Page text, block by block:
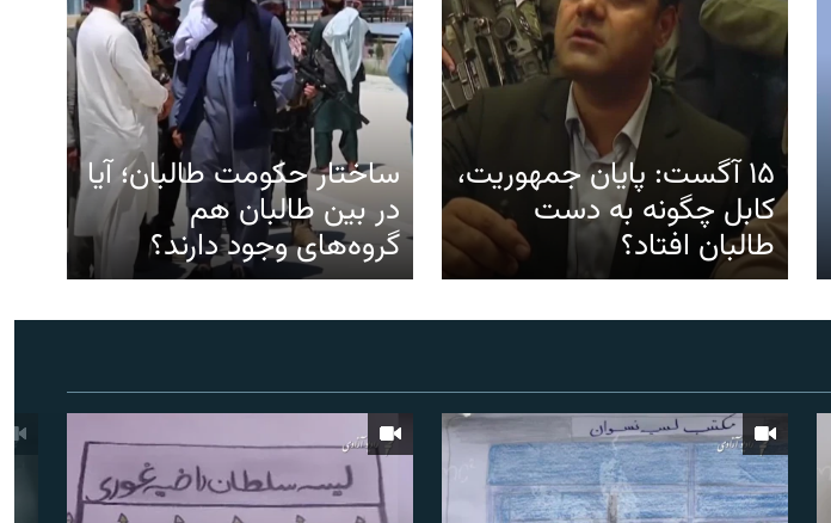
۱۵ آگست: پایان جمهوریت،
کابل چگونه به دست
طالبان افتاد؟
ساختار حکومت طالبان؛ آیا
در بین طالبان هم
گروه‌های وجود دارند؟